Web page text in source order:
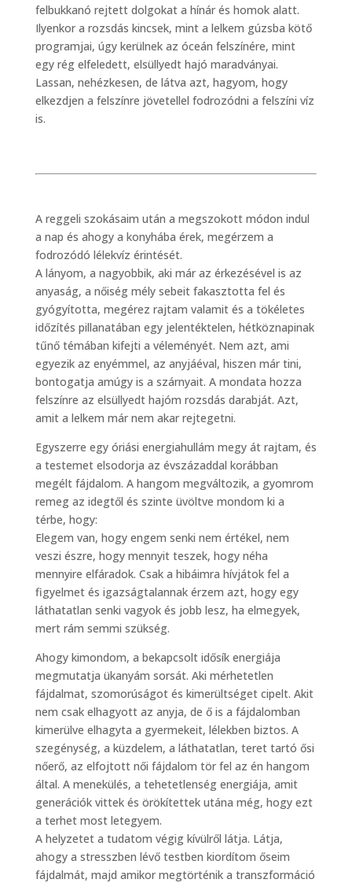
felbukkanó rejtett dolgokat a hínár és homok alatt.
Ilyenkor a rozsdás kincsek, mint a lelkem gúzsba kötő
programjai, úgy kerülnek az óceán felszínére, mint
egy rég elfeledett, elsüllyedt hajó maradványai.
Lassan, nehézkesen, de látva azt, hagyom, hogy
elkezdjen a felszínre jövetellel fodrozódni a felszíni víz
is.
A reggeli szokásaim után a megszokott módon indul
a nap és ahogy a konyhába érek, megérzem a
fodrozódó lélekvíz érintését.
A lányom, a nagyobbik, aki már az érkezésével is az
anyaság, a nőiség mély sebeit fakasztotta fel és
gyógyította, megérez rajtam valamit és a tökéletes
időzítés pillanatában egy jelentéktelen, hétköznapinak
tűnő témában kifejti a véleményét. Nem azt, ami
egyezik az enyémmel, az anyjáéval, hiszen már tini,
bontogatja amúgy is a szárnyait. A mondata hozza
felszínre az elsüllyedt hajóm rozsdás darabját. Azt,
amit a lelkem már nem akar rejtegetni.
Egyszerre egy óriási energiahullám megy át rajtam, és
a testemet elsodorja az évszázaddal korábban
megélt fájdalom. A hangom megváltozik, a gyomrom
remeg az idegtől és szinte üvöltve mondom ki a
térbe, hogy:
Elegem van, hogy engem senki nem értékel, nem
veszi észre, hogy mennyit teszek, hogy néha
mennyire elfáradok. Csak a hibáimra hívjátok fel a
figyelmet és igazságtalannak érzem azt, hogy egy
láthatatlan senki vagyok és jobb lesz, ha elmegyek,
mert rám semmi szükség.
Ahogy kimondom, a bekapcsolt idősík energiája
megmutatja ükanyám sorsát. Aki mérhetetlen
fájdalmat, szomorúságot és kimerültséget cipelt. Akit
nem csak elhagyott az anyja, de ő is a fájdalomban
kimerülve elhagyta a gyermekeit, lélekben biztos. A
szegénység, a küzdelem, a láthatatlan, teret tartó ősi
nőerő, az elfojtott női fájdalom tör fel az én hangom
által. A menekülés, a tehetetlenség energiája, amit
generációk vittek és örökítettek utána még, hogy ezt
a terhet most letegyem.
A helyzetet a tudatom végig kívülről látja. Látja,
ahogy a stresszben lévő testben kiordítom őseim
fájdalmát, majd amikor megtörténik a transzformáció